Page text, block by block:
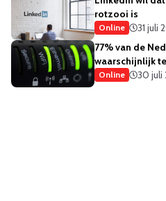
rotzooi is
Online
31 juli
77% van de
waarschijnlijk
het ook
Online 30 juli